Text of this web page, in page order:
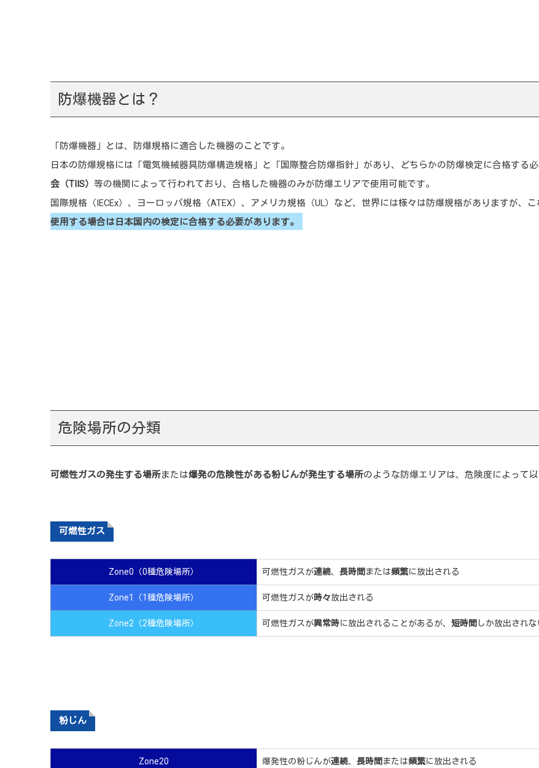
タイプｎ防爆構造（非点火防爆構造）
防爆性能の表示
防爆構造
可燃性ガスのグループと温度等級
保護レベル
防爆機器とは？
「防爆機器」とは、防爆規格に適合した機器のことです。
日本の防爆規格には「電気機械器具防爆構造規格」と「国際整合防爆指針」があり、どちらかの防爆検定に合格する
会（TIIS） 等の機関によって行われており、合格した機器のみが防爆エリアで使用可能です。
国際規格（IECEx）、ヨーロッパ規格（ATEX）、アメリカ規格（UL）など、世界には様々は防爆規格がありますが、
使用する場合は日本国内の検定に合格する必要があります。
危険場所の分類
可燃性ガスの発生する場所または爆発の危険性がある粉じんが発生する場所のような防爆エリアは、危険度によって
可燃性ガス
Zone0（0種危険場所） 可燃性ガスが連続、 長時間 または頻繁に放出される
Zone1（1種危険場所） 可燃性ガスが時々放出される
Zone2（2種危険場所） 可燃性ガスが異常時に放出されることがあるが、 短時間 しか放出されな
粉じん
Zone20 爆発性の粉じんが連続、 長時間 または頻繁に放出される